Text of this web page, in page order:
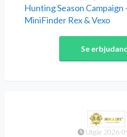
Hunting Season Campaign
MiniFinder Rex & Vexo
Se
Utgår 2026-